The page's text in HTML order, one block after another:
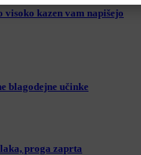
kazen vam napišejo
blagodejne učinke
proga zaprta